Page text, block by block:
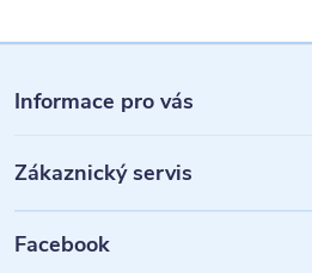
á
p
a
Informace pro vás
Zákaznický servis
Facebook